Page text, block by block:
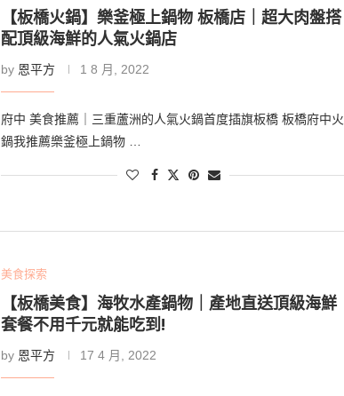
【板橋火鍋】樂釜極上鍋物 板橋店｜超大肉盤搭
配頂級海鮮的人氣火鍋店
by 恩平方 1 8 月, 2022
府中 美食推薦｜三重蘆洲的人氣火鍋首度插旗板橋 板橋府中火
鍋我推薦樂釜極上鍋物 …
美食探索
【板橋美食】海牧水產鍋物｜產地直送頂級海鮮
套餐不用千元就能吃到!
by 恩平方 17 4 月, 2022